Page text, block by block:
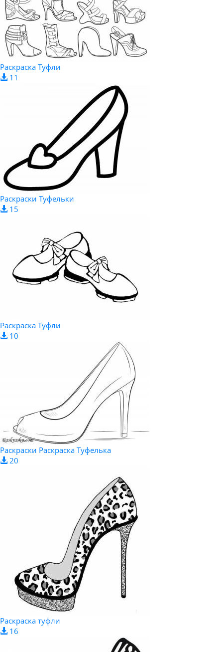
Раскраска Туфли
11
Раскраски Туфельки
15
Раскраска Туфли
10
Раскраски Раскраска Туфелька
20
Раскраска туфли
16